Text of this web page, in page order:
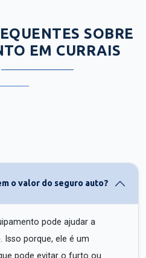
SOBRE
EM CURRAIS
o valor do seguro auto?
pode ajudar a
Isso porque, ele é um
pode evitar o furto ou